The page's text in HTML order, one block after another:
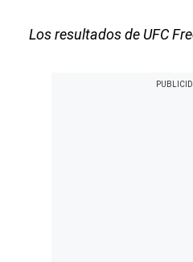
Los resultados de UFC